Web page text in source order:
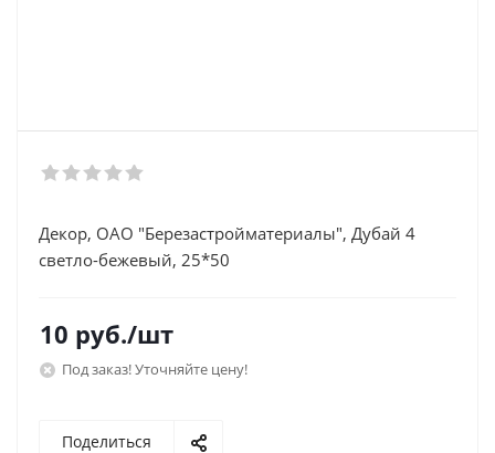
Декор, ОАО "Березастройматериалы", Дубай 4
светло-бежевый, 25*50
10 руб./шт
Под заказ! Уточняйте цену!
Поделиться